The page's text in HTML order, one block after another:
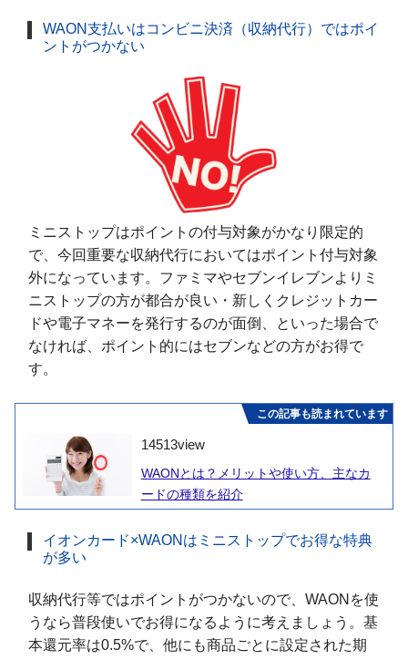
WAON支払いはコンビニ決済（収納代行）ではポイ
ントがつかない
ミニストップはポイントの付与対象がかなり限定的
で、今回重要な収納代行においてはポイント付与対象
外になっています。ファミマやセブンイレブンよりミ
ニストップの方が都合が良い・新しくクレジットカー
ドや電子マネーを発行するのが面倒、といった場合で
なければ、ポイント的にはセブンなどの方がお得で
す。
この記事も読まれています
14513view
WAONとは？メリットや使い方、主なカ
ードの種類を紹介
イオンカード×WAONはミニストップでお得な特典
が多い
収納代行等ではポイントがつかないので、WAONを使
うなら普段使いでお得になるように考えましょう。基
本還元率は0.5%で、他にも商品ごとに設定された期